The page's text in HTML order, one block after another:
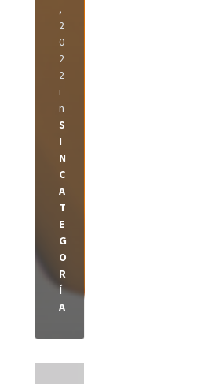
,
2
0
2
2
i
n
S
I
N
C
A
T
E
G
O
R
Í
A